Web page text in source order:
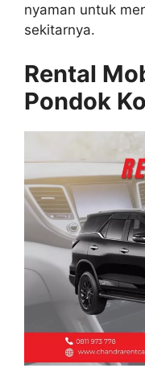
nyaman untuk
sekitarnya.
Rental
Pondok